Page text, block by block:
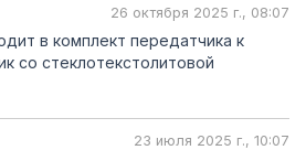
26 октября 2025 г., 08:07
в комплект передатчика к
со стеклотекстолитовой
23 июля 2025 г., 10:07